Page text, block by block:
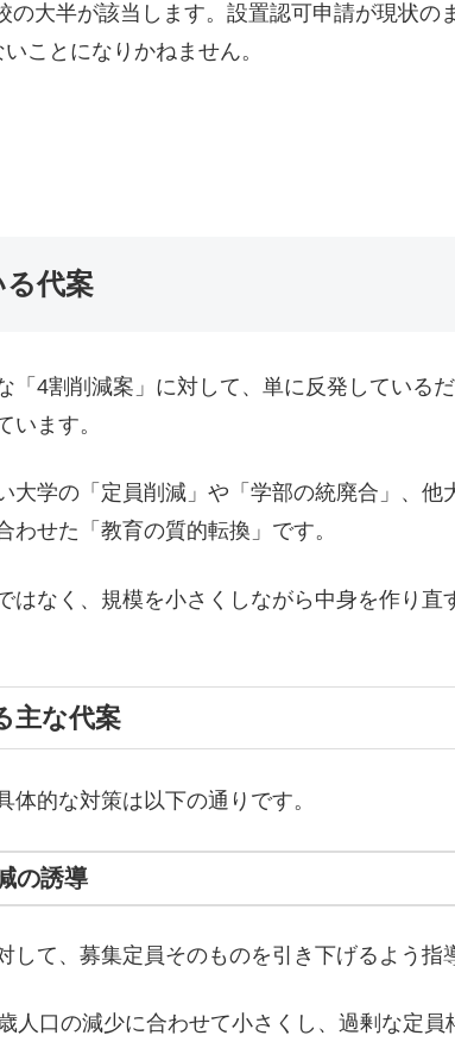
の大半が該当します。設置認可申請が現状の
ことになりかねません。
代案
「4割削減案」に対して、単に反発している
います。
大学の「定員削減」や「学部の統廃合」、他
せた「教育の質的転換」です。
はなく、規模を小さくしながら中身を作り直
主な代案
的な対策は以下の通りです。
の誘導
して、募集定員そのものを引き下げるよう指
人口の減少に合わせて小さくし、過剰な定員